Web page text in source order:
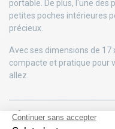
portable. De plus, l'une des
petites poches intérieures
précieux.
Avec ses dimensions de 17
compacte et pratique pour
allez.
DÉTAILS DU PRODUIT